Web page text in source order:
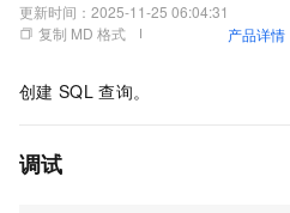
更新时间： 2025-11-25 06:04:31
复制 MD 格式
产品详情
创建 SQL 查询。
调试